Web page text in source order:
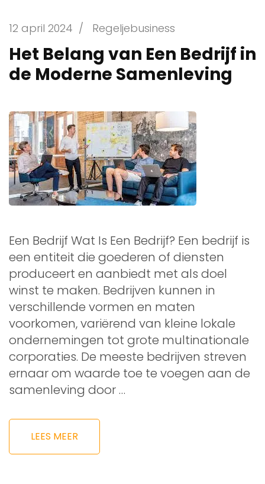
12 april 2024 / Regeljebusiness
Het Belang van Een Bedrijf in
de Moderne Samenleving
Een Bedrijf Wat Is Een Bedrijf? Een bedrijf is
een entiteit die goederen of diensten
produceert en aanbiedt met als doel
winst te maken. Bedrijven kunnen in
verschillende vormen en maten
voorkomen, variërend van kleine lokale
ondernemingen tot grote multinationale
corporaties. De meeste bedrijven streven
ernaar om waarde toe te voegen aan de
samenleving door …
LEES MEER